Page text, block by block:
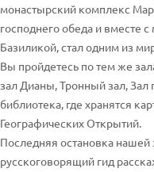
монастырский комплекс
господнего обеда и вместе
Базиликой, стал одним из
Вы пройдетесь по тем же
зал Дианы, Тронный зал, Зал
библиотека, где хранятся
Географических Открытий.
Последняя остановка нашей
русскоговорящий гид